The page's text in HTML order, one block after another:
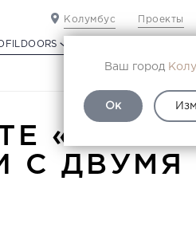
Колумбус
Ваш город
Ок
Проекты
С ДВУМЯ